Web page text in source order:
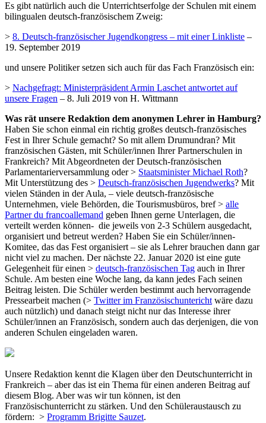
Es gibt natürlich auch die Unterrichtserfolge der Schulen mit einem
bilingualen deutsch-französischem Zweig:
> 8. Deutsch-französischer Jugendkongress – mit einer Linkliste –
19. September 2019
und unsere Politiker setzen sich auch für das Fach Französisch ein:
> Nachgefragt: Ministerpräsident Armin Laschet antwortet auf
unsere Fragen – 8. Juli 2019 von H. Wittmann
Was rät unsere Redaktion dem anonymen Lehrer in Hamburg?
Haben Sie schon einmal ein richtig großes deutsch-französisches
Fest in Ihrer Schule gemacht? So mit allem Drumundran? Mit
französischen Gästen, mit Schüler/innen Ihrer Partnerschulen in
Frankreich? Mit Abgeordneten der Deutsch-französischen
Parlamentarierversammlung oder > Staatsminister Michael Roth?
Mit Unterstützung des > Deutsch-französischen Jugendwerks? Mit
vielen Ständen in der Aula, – viele deutsch-französische
Unternehmen, viele Behörden, die Tourismusbüros, bref > alle
Partner du francoallemand geben Ihnen gerne Unterlagen, die
verteilt werden können- die jeweils von 2-3 Schülern ausgedacht,
organisiert und betreut werden? Haben Sie ein Schüler/innen-
Komitee, das das Fest organisiert – sie als Lehrer brauchen dann gar
nicht viel zu machen. Der nächste 22. Januar 2020 ist eine gute
Gelegenheit für einen > deutsch-französischen Tag auch in Ihrer
Schule. Am besten eine Woche lang, da kann jedes Fach seinen
Beitrag leisten. Die Schüler werden bestimmt auch hervorragende
Pressearbeit machen (> Twitter im Französischuntericht wäre dazu
auch nützlich) und danach steigt nicht nur das Interesse ihrer
Schüler/innen an Französisch, sondern auch das derjenigen, die von
anderen Schulen eingeladen waren.
Unsere Redaktion kennt die Klagen über den Deutschunterricht in
Frankreich – aber das ist ein Thema für einen anderen Beitrag auf
diesem Blog. Aber was wir tun können, ist den
Französischunterricht zu stärken. Und den Schüleraustausch zu
fördern: > Programm Brigitte Sauzet.